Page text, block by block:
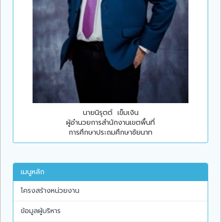
นายนิรุตต์ เข็มเงิน
ผู้อำนวยการสำนักงานเขตพื้นที่
การศึกษาประถมศึกษาชัยนาท
เมนูหลัก
โครงสร้างหน่วยงาน
ข้อมูลผู้บริหาร